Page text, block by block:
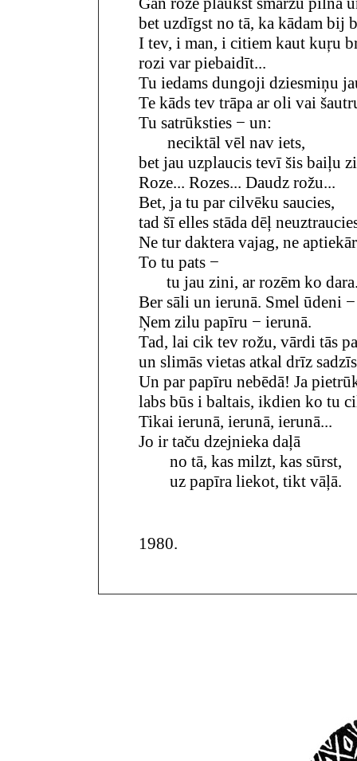
bet uzdīgst no tā, ka kādam bij
I tev, i man, i citiem kaut kuŗu
rozi var piebaidīt...
Tu iedams dungoji dziesmiņu
Te kāds tev trāpa ar oli vai
Tu satrūksties − un:
neciktāl vēl nav iets,
bet jau uzplaucis tevī šis baiļu
Roze... Rozes... Daudz rožu...
Bet, ja tu par cilvēku saucies,
tad šī elles stāda dēļ
Ne tur daktera vajag, ne
To tu pats −
tu jau zini, ar rozēm ko
Ber sāli un ierunā. Smel ūdeni
Ņem zilu papīru − ierunā.
Tad, lai cik tev rožu, vārdi tās
un slimās vietas atkal drīz
Un par papīru nebēdā! Ja
labs būs i baltais, ikdien ko tu
Tikai ierunā, ierunā, ierunā...
Jo ir taču dzejnieka daļā
no tā, kas milzt, kas sūrst,
uz papīra liekot, tikt vāļā.
1980.